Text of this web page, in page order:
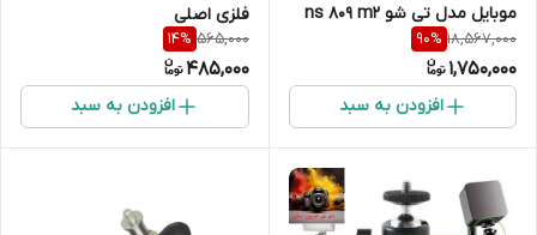
موبایل مدل تی شو ns 809 m2
18,567,000
90%
1,750,000
افزودن به سبد
فلزی اصلی
565,000
14%
485,000
افزودن به سبد